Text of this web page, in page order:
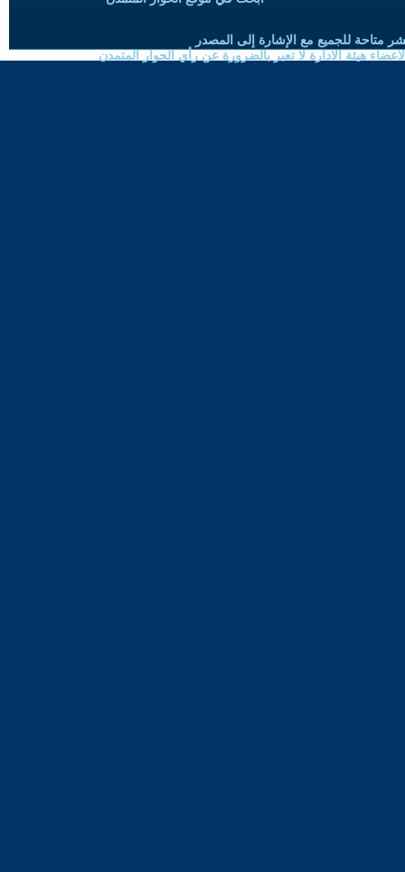
متاحة للجميع مع الإشارة إلى المصدر
هيئة الادارة لا تعبر بالضرورة عن رأي الحوار المتمدن